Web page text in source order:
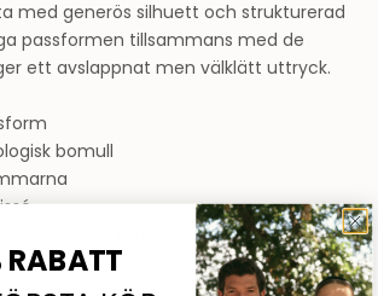
med generös silhuett och strukturerad
passformen tillsammans med de
ett avslappnat men välklätt uttryck.
bomull
bomull (GOTS)
Sommarrea
RABATT